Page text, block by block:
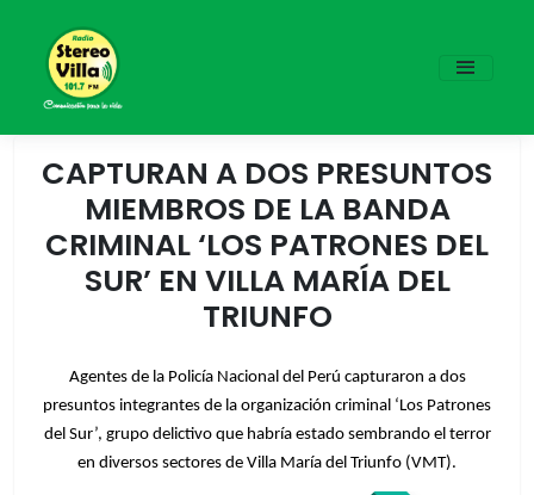
CAPTURAN A DOS PRESUNTOS
MIEMBROS DE LA BANDA
CRIMINAL ‘LOS PATRONES DEL
SUR’ EN VILLA MARÍA DEL
TRIUNFO
Agentes de la Policía Nacional del Perú capturaron a dos
presuntos integrantes de la organización criminal ‘Los Patrones
del Sur’, grupo delictivo que habría estado sembrando el terror
en diversos sectores de Villa María del Triunfo (VMT).